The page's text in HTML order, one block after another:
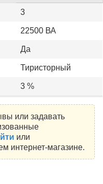
3
22500 ВА
Да
Тиристорный
3 %
или задавать
или
интернет-магазине.